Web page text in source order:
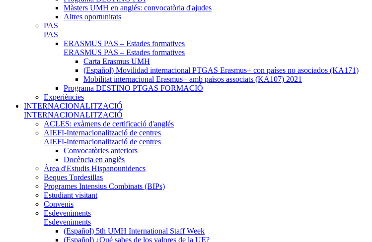
Màsters UMH en anglés: convocatòria d'ajudes
Altres oportunitats
PAS
PAS
ERASMUS PAS – Estades formatives
ERASMUS PAS – Estades formatives
Carta Erasmus UMH
(Español) Movilidad internacional PTGAS Erasmus+ con países no asociados (KA171)
Mobilitat internacional Erasmus+ amb països associats (KA107) 2021
Programa DESTINO PTGAS FORMACIÓ
Experiències
INTERNACIONALITZACIÓ
INTERNACIONALITZACIÓ
ACLES: exàmens de certificació d'anglés
AIEFI-Internacionalització de centres
AIEFI-Internacionalització de centres
Convocatòries anteriors
Docència en anglès
Àrea d'Estudis Hispanounidencs
Beques Tordesillas
Programes Intensius Combinats (BIPs)
Estudiant visitant
Convenis
Esdeveniments
Esdeveniments
(Español) 5th UMH International Staff Week
(Español) ¿Qué sabes de los valores de la UE?